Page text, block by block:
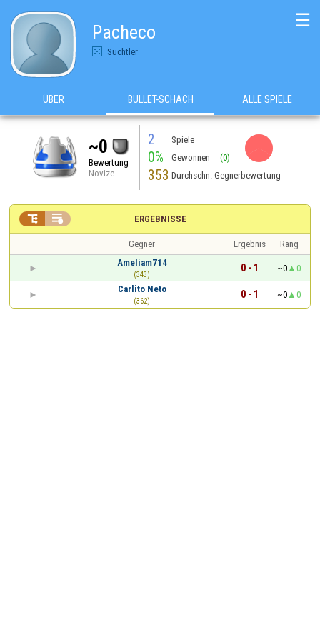
Pacheco
Süchtler
☰
ÜBER BULLET-SCHACH ALLE SPIELE
~0
Bewertung
Novize
2 Spiele
0% Gewonnen (0)
353 Durchschn. Gegnerbewertung
ERGEBNISSE
 
Gegner Ergebnis
Rang
Ameliam714
(343)
0 - 1 ~0
0
Carlito Neto
(362)
0 - 1 ~0 0